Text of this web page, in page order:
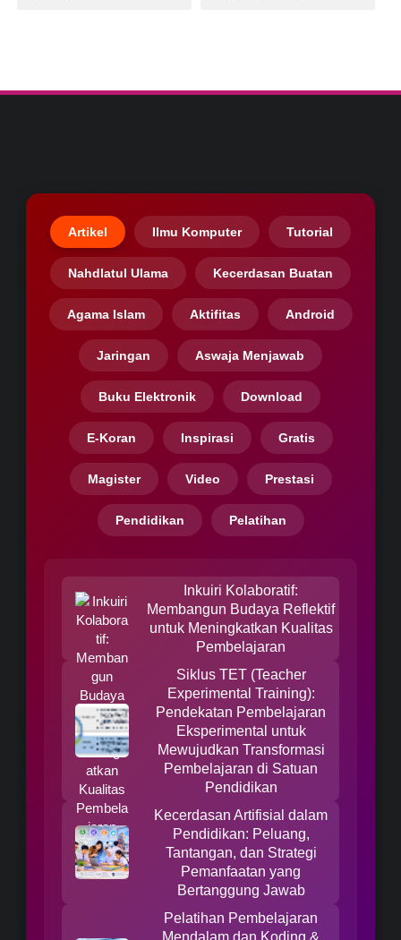
Artikel Ilmu Komputer Tutorial
Nahdlatul Ulama Kecerdasan Buatan
Agama Islam Aktifitas Android
Jaringan Aswaja Menjawab
Buku Elektronik Download
E-Koran Inspirasi Gratis
Magister Video Prestasi
Pendidikan Pelatihan
Inkuiri Kolaboratif:
Membangun Budaya Reflektif
untuk Meningkatkan Kualitas
Pembelajaran
Siklus TET (Teacher
Experimental Training):
Pendekatan Pembelajaran
Eksperimental untuk
Mewujudkan Transformasi
Pembelajaran di Satuan
Pendidikan
Kecerdasan Artifisial dalam
Pendidikan: Peluang,
Tantangan, dan Strategi
Pemanfaatan yang
Bertanggung Jawab
Pelatihan Pembelajaran
Mendalam dan Koding &